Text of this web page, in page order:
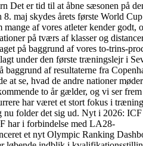
Det er tid til at åbne sæsonen på
8. maj skydes årets første World
mange af vores atleter kender godt,
på tværs af klasser og
på baggrund af vores to-trins-
under den første træningslejr i
baggrund af resultaterne fra
at se, hvad de andre nationer
to år gælder, og vi ser
har været et stort fokus i
nu folder det sig ud. Nyt i 2026: ICF
har i forbindelse med LA28-
et nyt Olympic Ranking